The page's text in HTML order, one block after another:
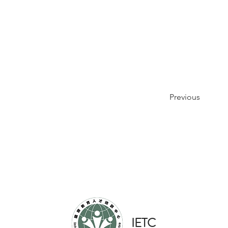
Previous
​IETC